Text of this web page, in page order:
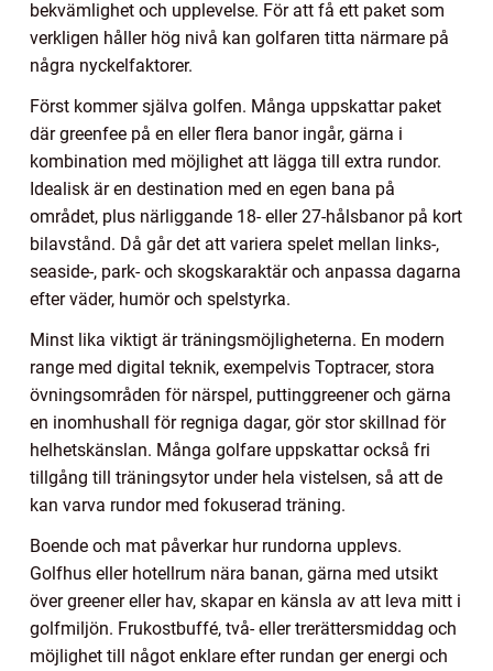
bekvämlighet och upplevelse. För att få ett paket som
verkligen håller hög nivå kan golfaren titta närmare på
några nyckelfaktorer.
Först kommer själva golfen. Många uppskattar paket
där greenfee på en eller flera banor ingår, gärna i
kombination med möjlighet att lägga till extra rundor.
Idealisk är en destination med en egen bana på
området, plus närliggande 18- eller 27-hålsbanor på kort
bilavstånd. Då går det att variera spelet mellan links-,
seaside-, park- och skogskaraktär och anpassa dagarna
efter väder, humör och spelstyrka.
Minst lika viktigt är träningsmöjligheterna. En modern
range med digital teknik, exempelvis Toptracer, stora
övningsområden för närspel, puttinggreener och gärna
en inomhushall för regniga dagar, gör stor skillnad för
helhetskänslan. Många golfare uppskattar också fri
tillgång till träningsytor under hela vistelsen, så att de
kan varva rundor med fokuserad träning.
Boende och mat påverkar hur rundorna upplevs.
Golfhus eller hotellrum nära banan, gärna med utsikt
över greener eller hav, skapar en känsla av att leva mitt i
golfmiljön. Frukostbuffé, två- eller trerättersmiddag och
möjlighet till något enklare efter rundan ger energi och